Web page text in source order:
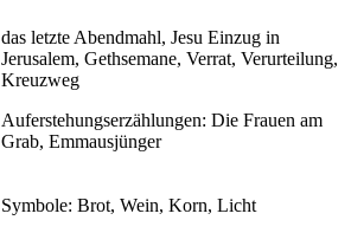
das letzte Abendmahl, Jesu Einzug in
Jerusalem, Gethsemane, Verrat, Verurteilung,
Kreuzweg
Auferstehungserzählungen: Die Frauen am
Grab, Emmausjünger
Symbole: Brot, Wein, Korn, Licht